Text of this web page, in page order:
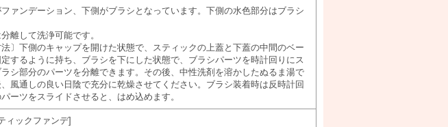
ァンデーション、下側がブラシとなっています。下側の水色部分はブラシ
離して洗浄可能です。
法〕下側のキャップを開けた状態で、スティックの上蓋と下蓋の中間のベー
するように持ち、ブラシを下にした状態で、ブラシパーツを時計回りにス
シ部分のパーツを分離できます。その後、中性洗剤を溶かしたぬるま湯で
風通しの良い日陰で充分に乾燥させてください。ブラシ装着時は反時計回
ーツをスライドさせると、はめ込めます。
ィックファンデ]